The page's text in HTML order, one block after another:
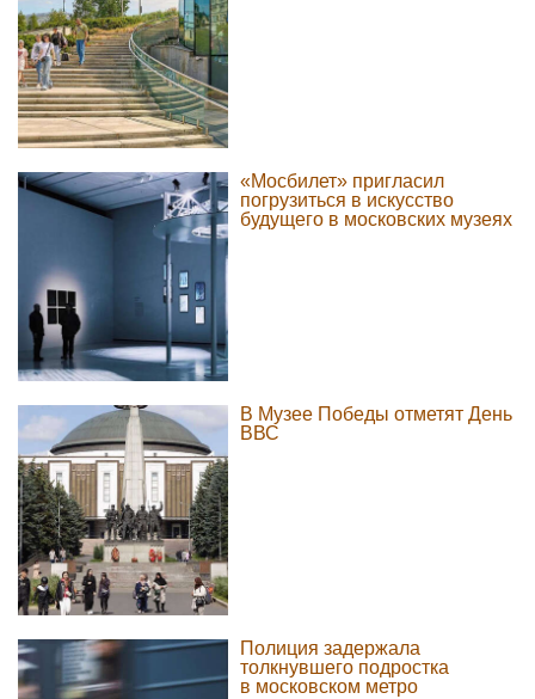
«Мосбилет» пригласил
погрузиться в искусство
будущего в московских музеях
В Музее Победы отметят День
ВВС
Полиция задержала
толкнувшего подростка
в московском метро